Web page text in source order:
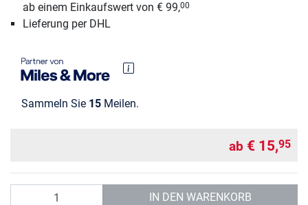
ab einem Einkaufswert von € 99,00
Lieferung per DHL
Sammeln Sie 15 Meilen.
ab € 15,95
IN DEN WARENKORB